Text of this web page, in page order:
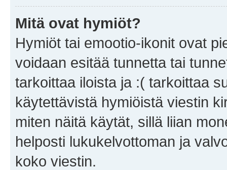
Mitä ovat hymiöt?
Hymiöt tai emootio-ikonit ovat
voidaan esitää tunnetta tai
tarkoittaa iloista ja :( tarkoittaa
käytettävistä hymiöistä viestin
miten näitä käytät, sillä liian
helposti lukukelvottoman ja
koko viestin.